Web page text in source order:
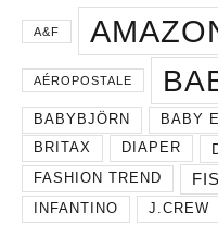
A&F
AÉROPOSTALE
BABYBJÖRN BABY
BRITAX
DIAPER
FASHION TREND
INFANTINO J.CREW